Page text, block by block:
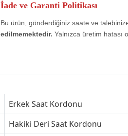
İade ve Garanti Politikası
Bu ürün, gönderdiğiniz saate ve
edilmemektedir. Yalnızca üretim hatası
Erkek Saat Kordonu
Hakiki Deri Saat Kordonu